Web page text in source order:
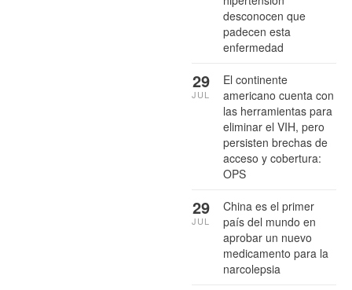
desconocen que
padecen esta
enfermedad
El continente
americano cuenta con
las herramientas para
eliminar el VIH, pero
persisten brechas de
acceso y cobertura:
OPS
29
JUL
China es el primer
país del mundo en
aprobar un nuevo
medicamento para la
narcolepsia
29
JUL